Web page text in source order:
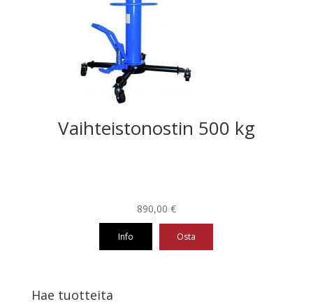
Vaihteistonostin 500 kg
890,00 €
Info Osta
Hae tuotteita